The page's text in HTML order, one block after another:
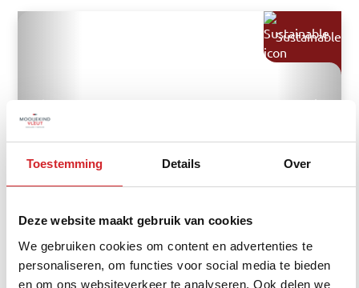
Toestemming Details Over
Deze website maakt gebruik van cookies
We gebruiken cookies om content en advertenties te
personaliseren, om functies voor social media te bieden
en om ons websiteverkeer te analyseren. Ook delen we
Sustainable
Nieuw-Vennep
La Traviataplantsoen 7
Family home